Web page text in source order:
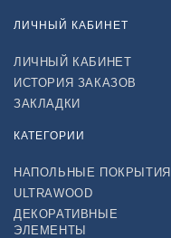
ЛИЧНЫЙ КАБИНЕТ
ЛИЧНЫЙ КАБИНЕТ
ИСТОРИЯ ЗАКАЗОВ
ЗАКЛАДКИ
КАТЕГОРИИ
НАПОЛЬНЫЕ ПОКРЫТИЯ
ULTRAWOOD
ДЕКОРАТИВНЫЕ
ЭЛЕМЕНТЫ